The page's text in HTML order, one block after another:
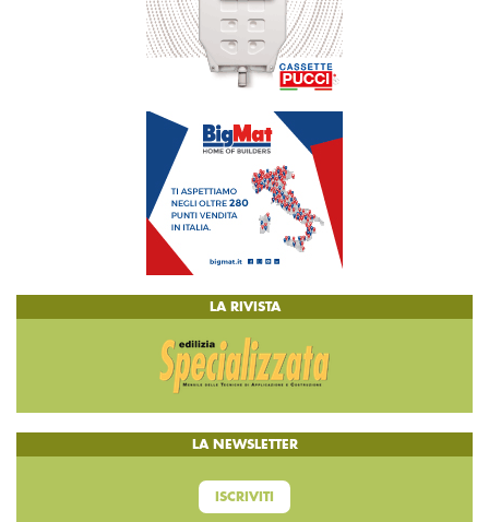
LA RIVISTA
LA NEWSLETTER
ISCRIVITI